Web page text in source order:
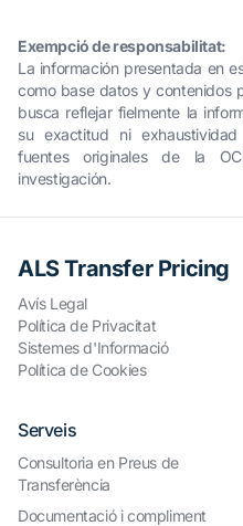
Exempció de responsabilitat:
La información presentada en
como base datos y contenidos
busca reflejar fielmente la
su exactitud ni
fuentes originales de la
investigación.
ALS Transfer Pricing
Avís Legal
Política de Privacitat
Sistemes d'Informació
Política de Cookies
Serveis
Consultoria en Preus de
Transferència
Documentació i compliment